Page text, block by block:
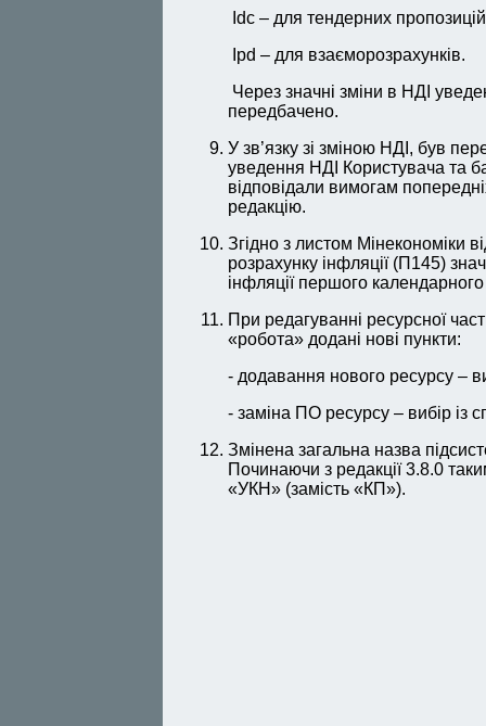
Idc – для тендерних
Iрd – для взаєморозрахунків.
Через значні зміни в НДІ
передбачено.
У зв’язку зі зміною НДІ, був
уведення НДІ Користувача та
відповідали вимогам
редакцію.
Згідно з листом Мінекономіки
розрахунку інфляції (П145)
інфляції першого
При редагуванні ресурсної
«робота» додані нові пункти:
- додавання нового ресурсу –
- заміна ПО ресурсу – вибір
Змінена загальна назва
Починаючи з редакції 3.8.0
«УКН» (замість «КП»).